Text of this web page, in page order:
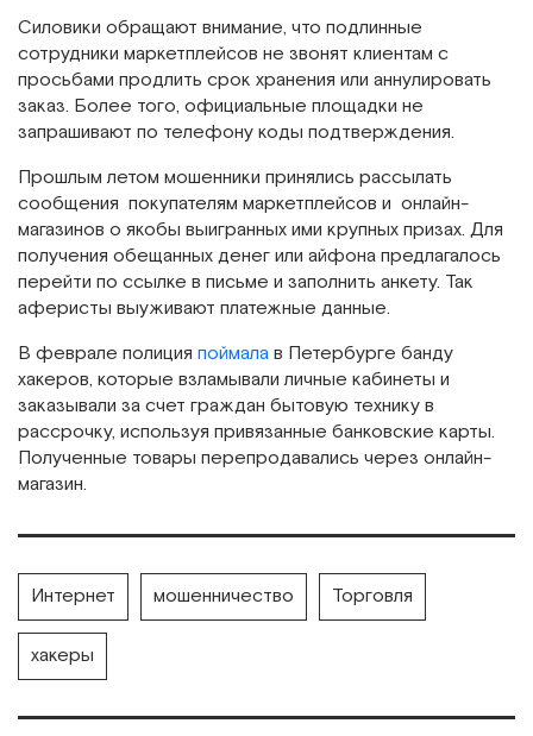
Силовики обращают внимание, что подлинные
сотрудники маркетплейсов не звонят клиентам с
просьбами продлить срок хранения или аннулировать
заказ. Более того, официальные площадки не
запрашивают по телефону коды подтверждения.
Прошлым летом мошенники принялись рассылать
сообщения покупателям маркетплейсов и онлайн-
магазинов о якобы выигранных ими крупных призах. Для
получения обещанных денег или айфона предлагалось
перейти по ссылке в письме и заполнить анкету. Так
аферисты выуживают платежные данные.
В феврале полиция поймалав Петербурге банду
хакеров, которые взламывали личные кабинеты и
заказывали за счет граждан бытовую технику в
рассрочку, используя привязанные банковские карты.
Полученные товары перепродавались через онлайн-
магазин.
Интернет мошенничество Торговля
хакеры